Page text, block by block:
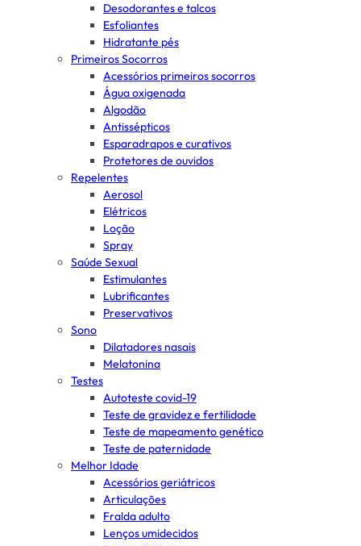
Desodorantes e talcos
Esfoliantes
Hidratante pés
Primeiros Socorros
Acessórios primeiros socorros
Água oxigenada
Algodão
Antissépticos
Esparadrapos e curativos
Protetores de ouvidos
Repelentes
Aerosol
Elétricos
Loção
Spray
Saúde Sexual
Estimulantes
Lubrificantes
Preservativos
Sono
Dilatadores nasais
Melatonina
Testes
Autoteste covid-19
Teste de gravidez e fertilidade
Teste de mapeamento genético
Teste de paternidade
Melhor Idade
Acessórios geriátricos
Articulações
Fralda adulto
Lenços umidecidos